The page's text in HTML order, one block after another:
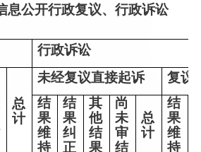
息公开行政复议、行政诉讼
行政诉讼
总
计
未经复议直接起诉
复议
结
果
维
持
结
果
纠
正
其
他
结
果
尚
未
审
结
总
计
结
果
维
持